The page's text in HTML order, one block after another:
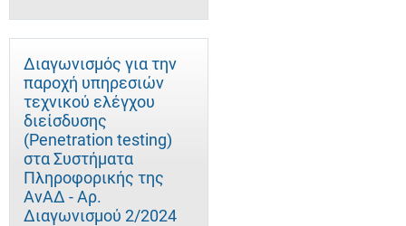
Διαγωνισμός για την
παροχή υπηρεσιών
τεχνικού ελέγχου
διείσδυσης
(Penetration testing)
στα Συστήματα
Πληροφορικής της
ΑνΑΔ - Αρ.
Διαγωνισμού 2/2024